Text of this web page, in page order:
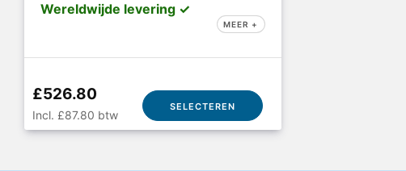
Wereldwijde levering ✓
MEER +
£526.80
Incl. £87.80 btw
SELECTEREN